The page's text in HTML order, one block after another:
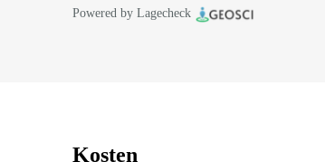
Powered by Lagecheck
Kosten